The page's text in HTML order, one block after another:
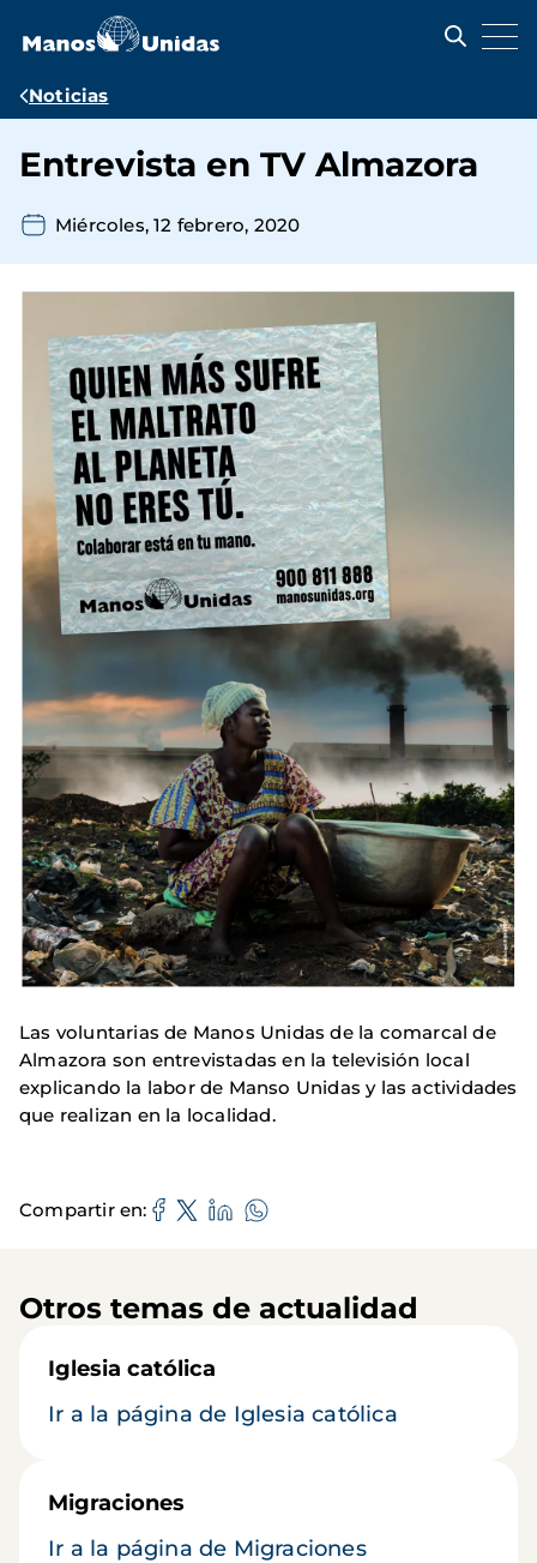
contenido
Ruta
navegación
Noticias
Entrevista en TV Almazora
Miércoles, 12 febrero, 2020
Las voluntarias de Manos Unidas de la comarcal de
Almazora son entrevistadas en la televisión local
explicando la labor de Manso Unidas y las actividades
que realizan en la localidad.
Compartir en
Otros temas de actualidad
Iglesia católica
Ir a la página de Iglesia católica
Migraciones
Ir a la página de Migraciones